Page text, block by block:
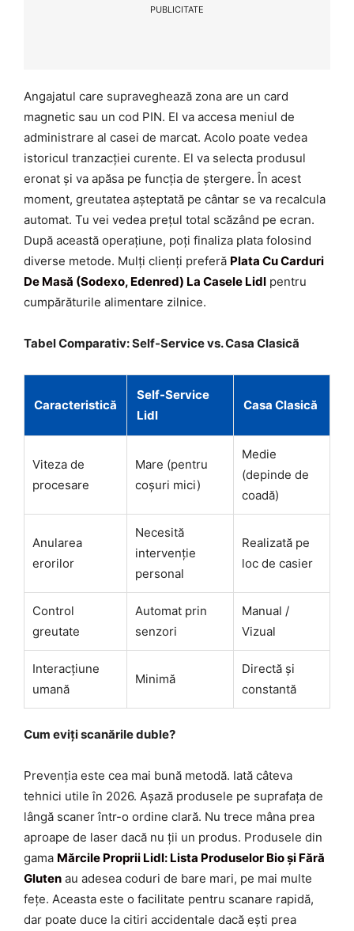
PUBLICITATE
Angajatul care supraveghează zona are un card
magnetic sau un cod PIN. El va accesa meniul de
administrare al casei de marcat. Acolo poate vedea
istoricul tranzacției curente. El va selecta produsul
eronat și va apăsa pe funcția de ștergere. În acest
moment, greutatea așteptată pe cântar se va recalcula
automat. Tu vei vedea prețul total scăzând pe ecran.
După această operațiune, poți finaliza plata folosind
diverse metode. Mulți clienți preferă Plata Cu Carduri
De Masă (Sodexo, Edenred) La Casele Lidl pentru
cumpărăturile alimentare zilnice.
Tabel Comparativ: Self-Service vs. Casa Clasică
Caracteristică
Self-Service
Lidl
Casa Clasică
Viteza de
procesare
Mare (pentru
coșuri mici)
Medie
(depinde de
coadă)
Anularea
erorilor
Necesită
intervenție
personal
Realizată pe
loc de casier
Control
greutate
Automat prin
senzori
Manual /
Vizual
Interacțiune
umană
Minimă
Directă și
constantă
Cum eviți scanările duble?
Prevenția este cea mai bună metodă. Iată câteva
tehnici utile în 2026. Așază produsele pe suprafața de
lângă scaner într-o ordine clară. Nu trece mâna prea
aproape de laser dacă nu ții un produs. Produsele din
gama Mărcile Proprii Lidl: Lista Produselor Bio și Fără
Gluten au adesea coduri de bare mari, pe mai multe
fețe. Aceasta este o facilitate pentru scanare rapidă,
dar poate duce la citiri accidentale dacă ești prea